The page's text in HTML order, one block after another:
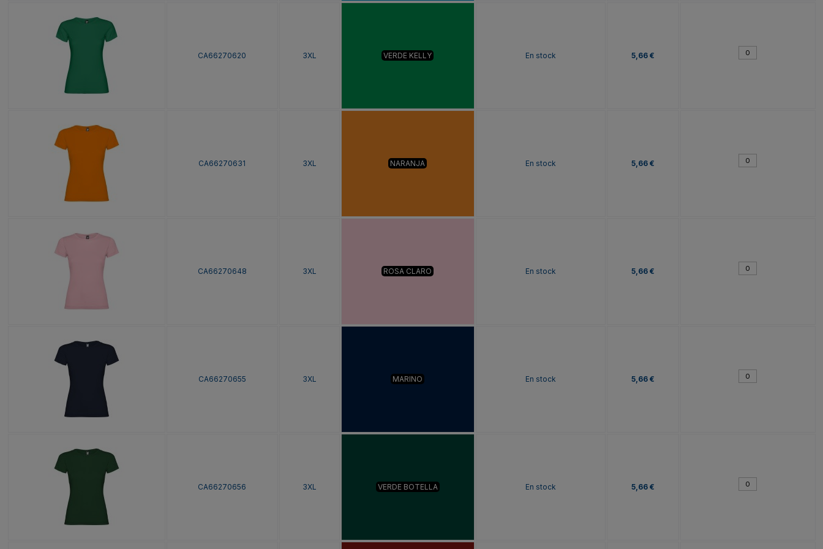
CA66270620 3XL VERDE KELLY En stock 5,66 €
CA66270631 3XL NARANJA En stock 5,66 €
CA66270648 3XL ROSA CLARO En stock 5,66 €
CA66270655 3XL MARINO En stock 5,66 €
CA66270656 3XL VERDE BOTELLA En stock 5,66 €